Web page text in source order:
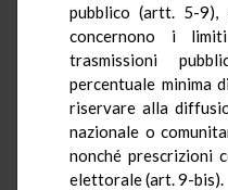
pubblico (artt. 5-9),
concernono i
trasmissioni
percentuale minima
riservare alla
nazionale o
nonché prescrizioni
elettorale (art. 9-bis).